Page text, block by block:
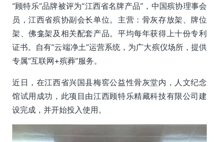
“顾特乐”品牌被评为“江西省名牌产品”，中国殡协理事会
员，江西省殡协副会长单位。主营：骨灰存放架、牌位
架、佛龛架及相关配套产品。平均每年获得上十份专利
证书。自有“云端净土”运营系统，为广大殡仪场所，提供
专属“互联网+殡葬”服务。
近日，在江西省兴国县梅窖公益性骨灰堂内，人文纪念
馆试用成功，此项目由江西顾特乐精藏科技有限公司建
设完成，并开始投入使用。